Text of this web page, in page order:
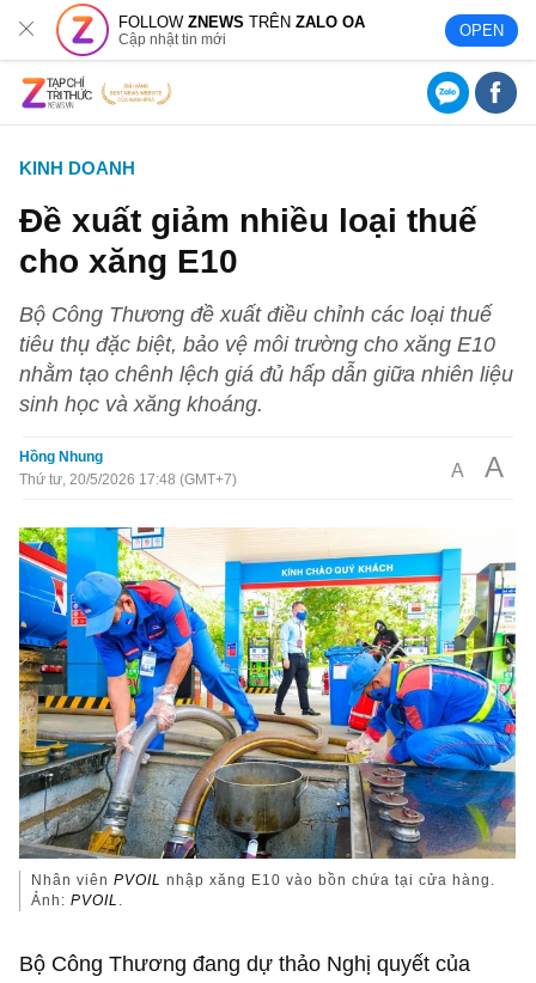
FOLLOWZNEWS TRÊNZALO OA
Cập nhật tin mới OPEN
KINH DOANH
Đề xuất giảm nhiều loại thuế
cho xăng E10
Bộ Công Thương đề xuất điều chỉnh các loại thuế
tiêu thụ đặc biệt, bảo vệ môi trường cho xăng E10
nhằm tạo chênh lệch giá đủ hấp dẫn giữa nhiên liệu
sinh học và xăng khoáng.
Hồng Nhung
Thứ tư, 20/5/2026 17:48 (GMT+7)
A A
Nhân viênPVOIL nhập xăng E10 vào bồn chứa tại cửa hàng.
Ảnh:PVOIL .
Bộ Công Thương đang dự thảo Nghị quyết của